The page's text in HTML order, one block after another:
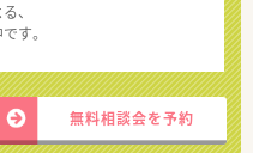
、
す。
無料相談会を予約